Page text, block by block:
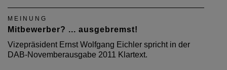
MEINUNG
Mitbewerber? ... ausgebremst!
Vizepräsident Ernst Wolfgang Eichler spricht in der
DAB-Novemberausgabe 2011 Klartext.